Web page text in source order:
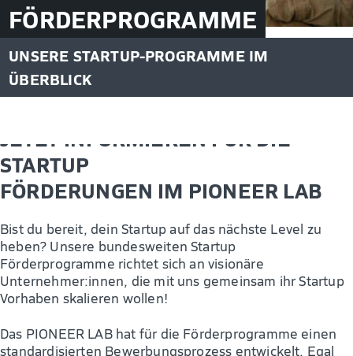
FÖRDERPROGRAMME
UNSERE STARTUP-PROGRAMME IM
ÜBERBLICK
JETZT INFORMIEREN FÜR DIE
STARTUP
FÖRDERUNGEN IM PIONEER LAB
Bist du bereit, dein Startup auf das nächste Level zu
heben? Unsere bundesweiten Startup
Förderprogramme richtet sich an visionäre
Unternehmer:innen, die mit uns gemeinsam ihr Startup
Vorhaben skalieren wollen!
Das PIONEER LAB hat für die Förderprogramme einen
standardisierten Bewerbungsprozess entwickelt. Egal